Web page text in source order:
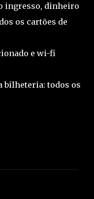
ingresso, dinheiro
os cartões de
e wi-fi
bilheteria: todos os